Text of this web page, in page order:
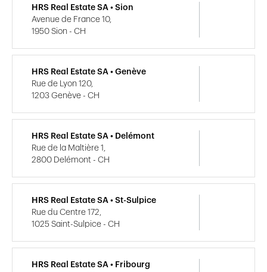
HRS Real Estate SA • Sion
Avenue de France 10,
1950 Sion - CH
HRS Real Estate SA • Genève
Rue de Lyon 120,
1203 Genève - CH
HRS Real Estate SA • Delémont
Rue de la Maltière 1,
2800 Delémont - CH
HRS Real Estate SA • St-Sulpice
Rue du Centre 172,
1025 Saint-Sulpice - CH
HRS Real Estate SA • Fribourg